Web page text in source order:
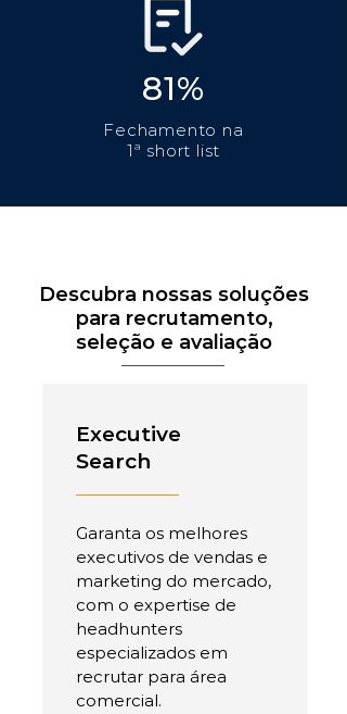
81%
Fechamento na
1ª short list
Descubra nossas soluções
para recrutamento,
seleção e avaliação
Executive
Search
Garanta os melhores
executivos de vendas e
marketing do mercado,
com o expertise de
headhunters
especializados em
recrutar para área
comercial.